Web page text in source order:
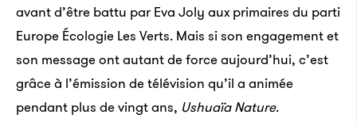
avant d’être battu par Eva Joly aux primaires du parti
Europe Écologie Les Verts. Mais si son engagement et
son message ont autant de force aujourd’hui, c’est
grâce à l’émission de télévision qu’il a animée
pendant plus de vingt ans, Ushuaïa Nature.